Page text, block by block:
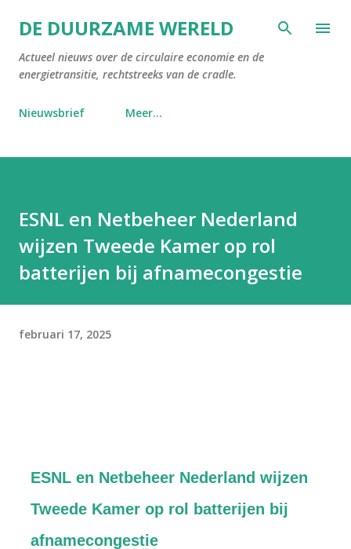
Doorgaan naar hoofdcontent
DE DUURZAME WERELD
Actueel nieuws over de circulaire economie en de
energietransitie, rechtstreeks van de cradle.
Nieuwsbrief Meer…
ESNL en Netbeheer Nederland
wijzen Tweede Kamer op rol
batterijen bij afnamecongestie
februari 17, 2025
ESNL en Netbeheer Nederland wijzen
Tweede Kamer op rol batterijen bij
afnamecongestie